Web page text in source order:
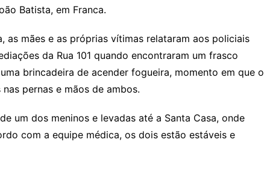
Batista, em Franca.
mães e as próprias vítimas relataram aos policiais
da Rua 101 quando encontraram um frasco
brincadeira de acender fogueira, momento em que o
pernas e mãos de ambos.
um dos meninos e levadas até a Santa Casa, onde
com a equipe médica, os dois estão estáveis e